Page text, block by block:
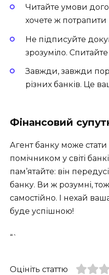
Читайте умови
хочете ж потрапити
Не підписуйте
зрозуміло.
Завжди, завжди
різних банків. Це
Фінансовий
Агент банку може
помічником у світі
пам’ятайте: він
банку. Ви ж розумні,
самостійно. І нехай
буде успішною!
“`
Оцініть статтю